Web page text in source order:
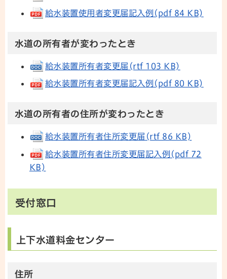
給水装置使用者変更届記入例(pdf 84 KB)
水道の所有者が変わったとき
給水装置所有者変更届(rtf 103 KB)
給水装置所有者変更届記入例(pdf 80 KB)
水道の所有者の住所が変わったとき
給水装置所有者住所変更届(rtf 86 KB)
給水装置所有者住所変更届記入例(pdf 72
KB)
受付窓口
上下水道料金センター
住所